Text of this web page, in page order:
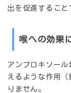
出を促進すること
喉への効果
アンブロキソー
えるような作用
りません。